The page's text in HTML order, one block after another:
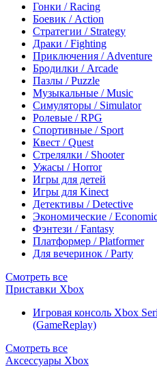
Гонки / Racing
Боевик / Action
Стратегии / Strategy
Драки / Fighting
Приключения / Adventure
Бродилки / Arcade
Пазлы / Puzzle
Музыкальные / Music
Симуляторы / Simulator
Ролевые / RPG
Спортивные / Sport
Квест / Quest
Стрелялки / Shooter
Ужасы / Horror
Игры для детей
Игры для Kinect
Детективы / Detective
Экономические /
Фэнтези / Fantasy
Платформер / Platformer
Для вечеринок / Party
Смотреть все
Приставки Xbox
Игровая консоль Xbox
(GameReplay)
Смотреть все
Аксессуары Xbox